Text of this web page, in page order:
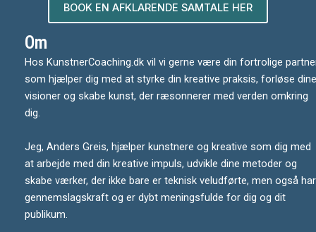
BOOK EN AFKLARENDE SAMTALE HER
Om
Hos KunstnerCoaching.dk vil vi gerne være din fortrolige
som hjælper dig med at styrke din kreative praksis, forløse dine
visioner og skabe kunst, der ræsonnerer med verden omkring
dig.
Jeg, Anders Greis, hjælper kunstnere og kreative som dig med
at arbejde med din kreative impuls, udvikle dine metoder og
skabe værker, der ikke bare er teknisk veludførte, men også har
gennemslagskraft og er dybt meningsfulde for dig og dit
publikum.